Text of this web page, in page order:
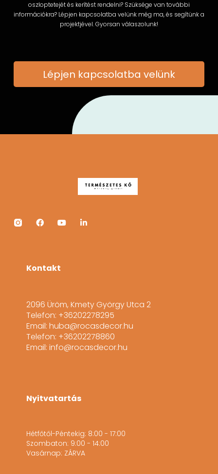
oszloptetejét és kerítést rendelni? Szüksége van további
információkra? Lépjen kapcsolatba velünk még ma, és segítünk a
projektjével. Gyorsan válaszolunk!
Lépjen kapcsolatba velünk
Kontakt
2096 Üröm, Kmety György Utca 2
Telefon: +36202278295
Email: huba@rocasdecor.hu
Telefon: +36202278860
Email: info@rocasdecor.hu
Nyitvatartás
Hétfőtől-Péntekig: 8:00 - 17:00
Szombaton: 9:00 - 14:00
Vasárnap: ZÁRVA